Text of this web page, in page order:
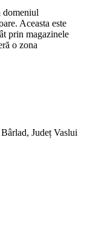
domeniul
Aceasta este
prin magazinele
o zona
Județ Vaslui